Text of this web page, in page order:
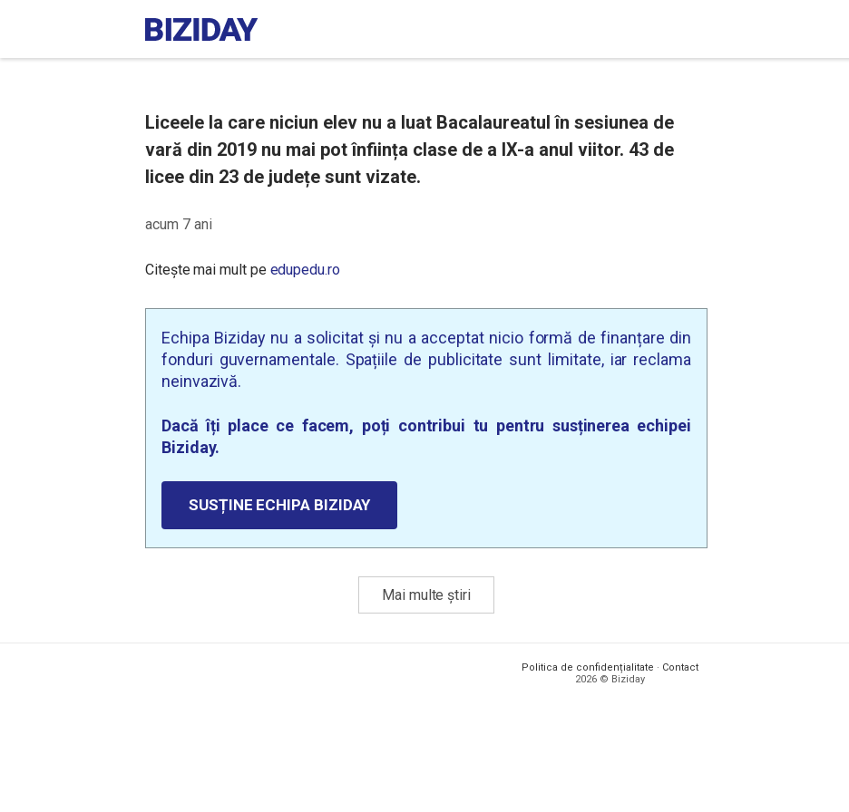
Liceele la care niciun elev nu a luat Bacalaureatul în sesiunea de
vară din 2019 nu mai pot înființa clase de a IX-a anul viitor. 43 de
licee din 23 de județe sunt vizate.
acum 7 ani
Citește mai mult pe edupedu.ro
Echipa Biziday nu a solicitat și nu a acceptat nicio formă de finanțare din
fonduri guvernamentale. Spațiile de publicitate sunt limitate, iar reclama
neinvazivă.
Dacă îți place ce facem, poți contribui tu pentru susținerea echipei
Biziday.
SUSȚINE ECHIPA BIZIDAY
Mai multe știri
Politica de confidențialitate · Contact
2026 © Biziday